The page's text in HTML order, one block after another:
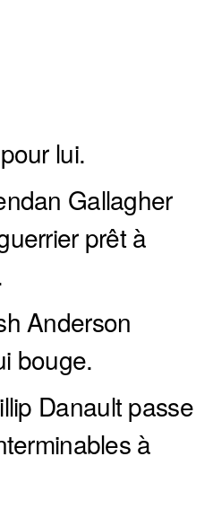
lui.
Gallagher
prêt à
Anderson
bouge.
Danault passe
à